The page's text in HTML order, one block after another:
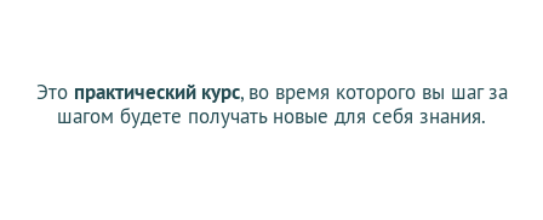
Это практический курс, во время которого вы шаг за
шагом будете получать новые для себя знания.